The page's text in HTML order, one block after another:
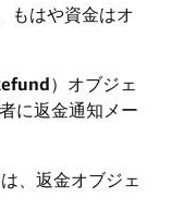
もはや資金はオ
）オブジェ
に返金通知メー
、返金オブジェ